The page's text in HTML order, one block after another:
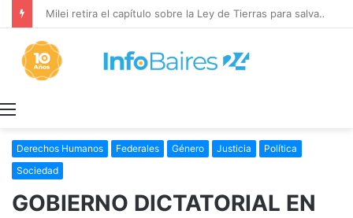
Milei retira el capítulo sobre la Ley de Tierras para salvar el proyecto de Inviolabilidad de la Propiedad Privada
Derechos Humanos Federales Género Justicia
Política
Sociedad
GOBIERNO DICTATORIAL EN